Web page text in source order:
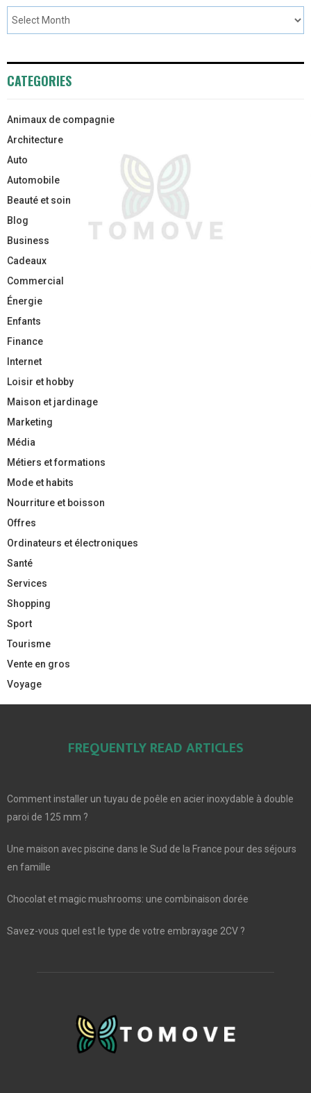
CATEGORIES
Animaux de compagnie
Architecture
Auto
Automobile
Beauté et soin
Blog
Business
Cadeaux
Commercial
Énergie
Enfants
Finance
Internet
Loisir et hobby
Maison et jardinage
Marketing
Média
Métiers et formations
Mode et habits
Nourriture et boisson
Offres
Ordinateurs et électroniques
Santé
Services
Shopping
Sport
Tourisme
Vente en gros
Voyage
FREQUENTLY READ ARTICLES
Comment installer un tuyau de poêle en acier inoxydable à double
paroi de 125 mm ?
Une maison avec piscine dans le Sud de la France pour des séjours
en famille
Chocolat et magic mushrooms: une combinaison dorée
Savez-vous quel est le type de votre embrayage 2CV ?